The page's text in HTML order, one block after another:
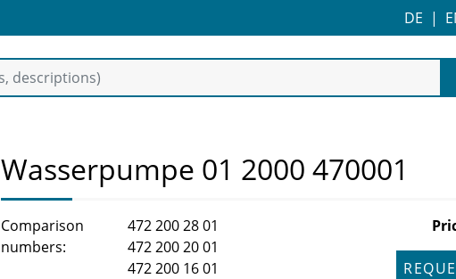
DE |
Wasserpumpe 01 2000 470001
Comparison
numbers:
472 200 28 01
472 200 20 01
472 200 16 01